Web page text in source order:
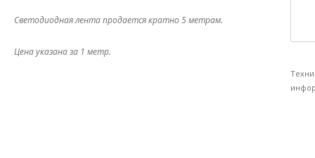
Светодиодная лента продается кратно 5 метрам.
Цена указана за 1 метр.